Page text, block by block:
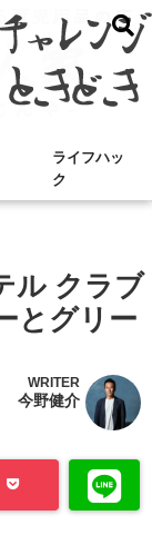
ライフハッ
ク
ル クラブ
とグリー
WRITER
今野健介